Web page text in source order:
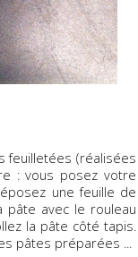
feuilletées (réalisées
: vous posez votre
une feuille de
pâte avec le rouleau
la pâte côté tapis.
pâtes préparées ...